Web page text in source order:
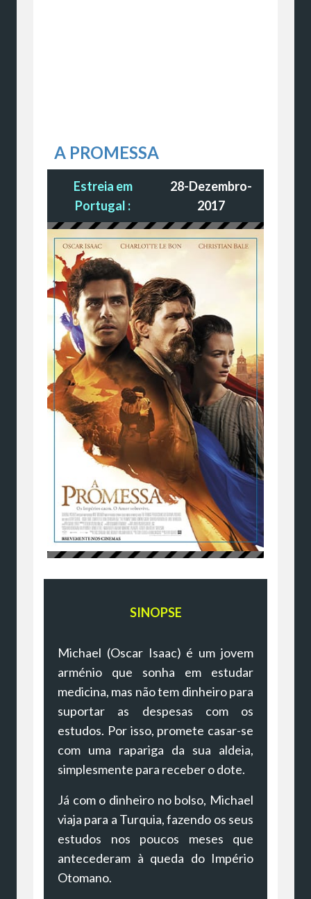
A PROMESSA
Estreia em
Portugal :
28-Dezembro-
2017
SINOPSE
Michael (Oscar Isaac) é um jovem
arménio que sonha em estudar
medicina, mas não tem dinheiro para
suportar as despesas com os
estudos. Por isso, promete casar-se
com uma rapariga da sua aldeia,
simplesmente para receber o dote.
Já com o dinheiro no bolso, Michael
viaja para a Turquia, fazendo os seus
estudos nos poucos meses que
antecederam à queda do Império
Otomano.